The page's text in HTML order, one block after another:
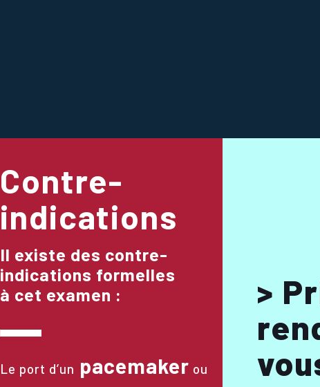
Contre-
indications
Il existe des contre-
indications formelles
à cet examen :
Le port d’un pacemaker ou
>